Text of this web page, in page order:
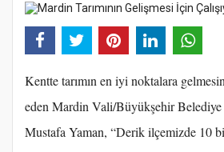
Kentte tarımın en iyi noktalara
eden Mardin Vali/Büyükşehir
Mustafa Yaman, “Derik ilçemizde 10